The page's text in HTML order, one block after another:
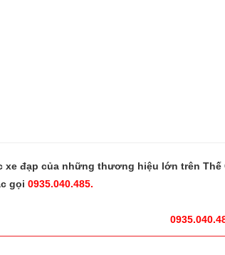
đạp của những thương hiệu lớn trên Thế
gọi 0935.040.485.